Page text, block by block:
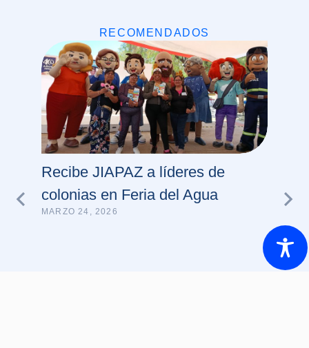
RECOMENDADOS
Recibe JIAPAZ a líderes de
colonias en Feria del Agua
MARZO 24, 2026